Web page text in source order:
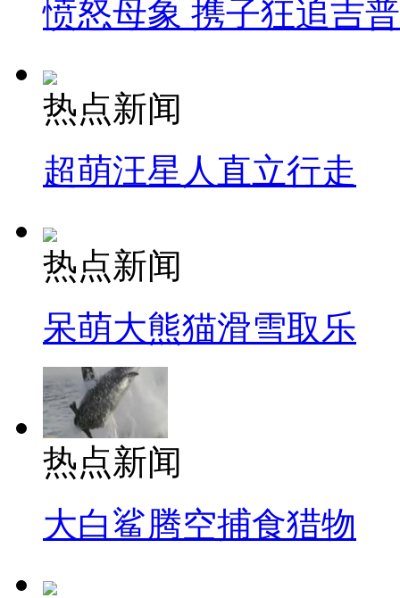
愤怒母象 携子狂追吉
热点新闻
超萌汪星人直立行走
热点新闻
呆萌大熊猫滑雪取乐
热点新闻
大白鲨腾空捕食猎物